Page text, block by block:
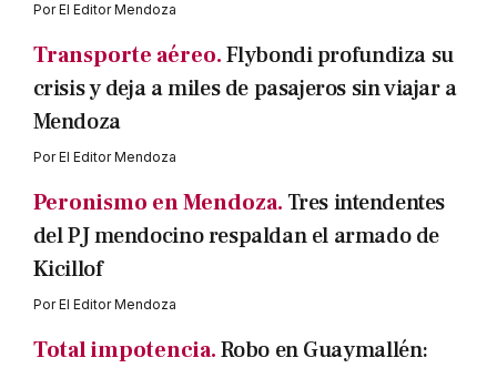
PorEl Editor Mendoza
Transporte aéreo.Flybondi profundiza su
crisis y deja a miles de pasajeros sin viajar a
Mendoza
PorEl Editor Mendoza
Peronismo en Mendoza. Tres intendentes
del PJ mendocino respaldan el armado de
Kicillof
PorEl Editor Mendoza
Total impotencia.Robo en Guaymallén: